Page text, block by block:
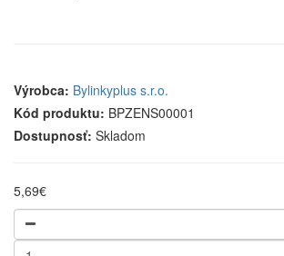
Výrobca: Bylinkyplus s.r.o.
Kód produktu: BPZENS00001
Dostupnosť: Skladom
5,69€